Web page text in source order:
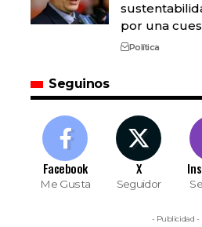
por una
Política
Seguinos
Facebook
Me Gusta
X
Seguidor
- Publicidad -